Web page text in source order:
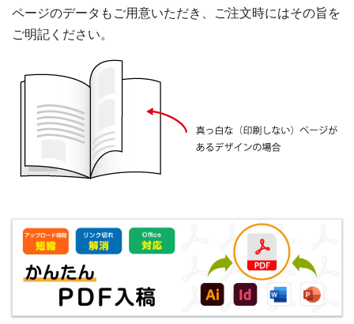
ページのデータもご用意いただき、ご注文時にはその旨を
ご明記ください。